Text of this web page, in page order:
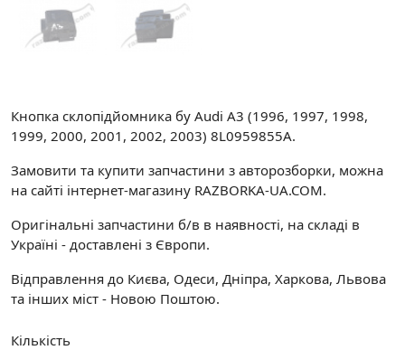
Кнопка склопідйомника бу Audi A3 (1996, 1997, 1998,
1999, 2000, 2001, 2002, 2003) 8L0959855A.
Замовити та купити запчастини з авторозборки, можна
на сайті інтернет-магазину RAZBORKA-UA.COM.
Оригінальні запчастини б/в в наявності, на складі в
Україні - доставлені з Європи.
Відправлення до Києва, Одеси, Дніпра, Харкова, Львова
та інших міст - Новою Поштою.
Кількість